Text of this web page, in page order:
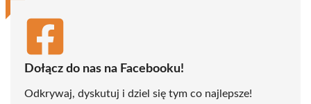
Dołącz do nas na Facebooku!
Odkrywaj, dyskutuj i dziel się tym co najlepsze!